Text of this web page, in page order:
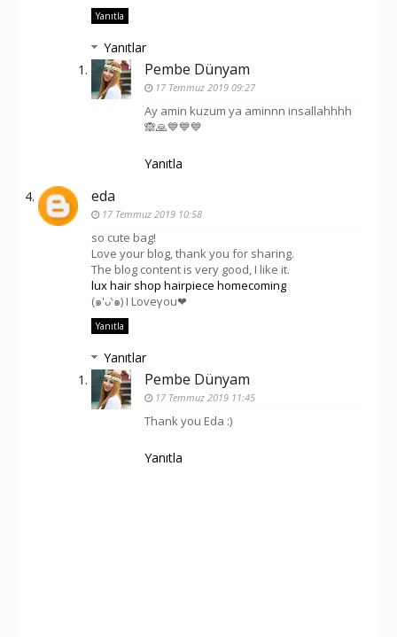
Yanıtla
Yanıtlar
Pembe Dünyam
17 Temmuz 2019 09:27
Ay amin kuzum ya aminnn insallahhhh
🙈🙏💙💙💙
Yanıtla
eda
17 Temmuz 2019 10:58
so cute bag!
Love your blog, thank you for sharing.
The blog content is very good, I like it.
lux hair shop hairpiece homecoming
(๑'ᴗ‵๑) I Loveγou❤
Yanıtla
Yanıtlar
Pembe Dünyam
17 Temmuz 2019 11:45
Thank you Eda :)
Yanıtla